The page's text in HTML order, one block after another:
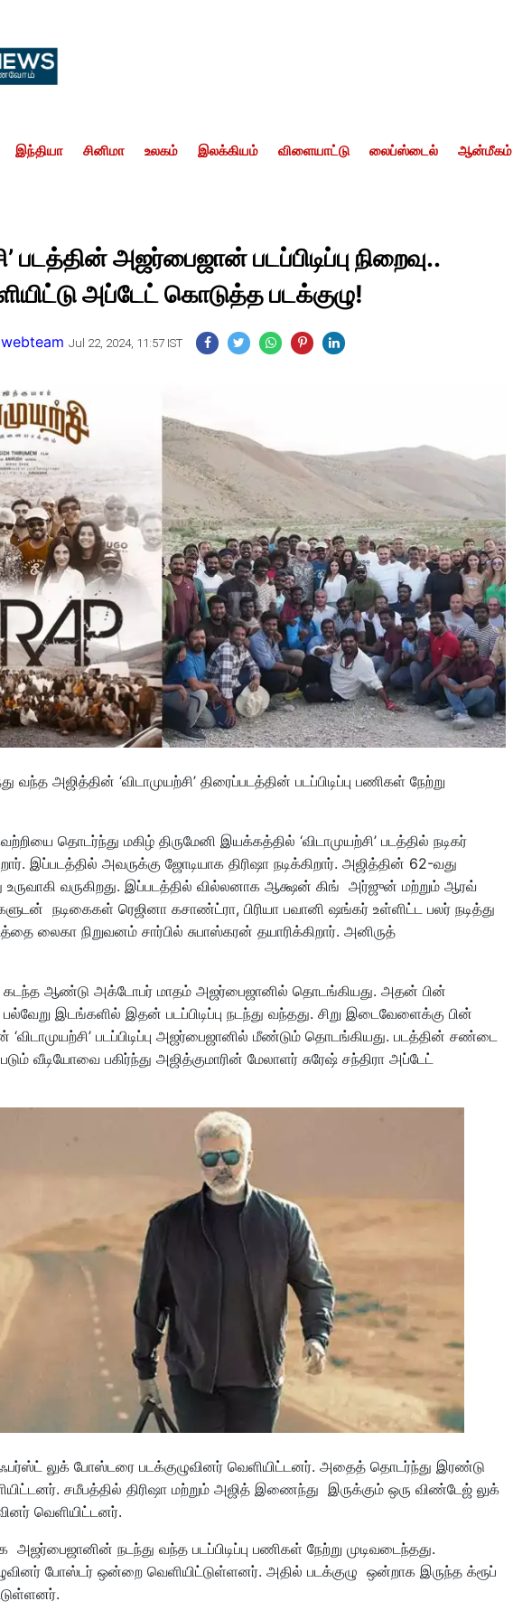
இந்தியா சினிமா உலகம் இலக்கியம் விளையாட்டு லைப்ஸ்டைல் ஆன்மீகம்
படத்தின் அஜர்பைஜான் படப்பிடிப்பு நிறைவு..
அப்டேட் கொடுத்த படக்குழு!
Jul 22, 2024, 11:57 IST
வந்த அஜித்தின் ‘விடாமுயற்சி’ திரைப்படத்தின் படப்பிடிப்பு பணிகள் நேற்று
தொடர்ந்து மகிழ் திருமேனி இயக்கத்தில் ‘விடாமுயற்சி’ படத்தில் நடிகர்
இப்படத்தில் அவருக்கு ஜோடியாக திரிஷா நடிக்கிறார். அஜித்தின் 62-வது
வருகிறது. இப்படத்தில் வில்லனாக ஆக்ஷன் கிங் அர்ஜுன் மற்றும் ஆரவ்
நடிகைகள் ரெஜினா கசாண்ட்ரா, பிரியா பவானி ஷங்கர் உள்ளிட்ட பலர் நடித்து
லைகா நிறுவனம் சார்பில் சுபாஸ்கரன் தயாரிக்கிறார். அனிருத்
கடந்த ஆண்டு அக்டோபர் மாதம் அஜர்பைஜானில் தொடங்கியது. அதன் பின்
இடங்களில் இதன் படப்பிடிப்பு நடந்து வந்தது. சிறு இடைவேளைக்கு பின்
‘விடாமுயற்சி’ படப்பிடிப்பு அஜர்பைஜானில் மீண்டும் தொடங்கியது. படத்தின் சண்டை
வீடியோவை பகிர்ந்து அஜித்குமாரின் மேலாளர் சுரேஷ் சந்திரா அப்டேட்
லுக் போஸ்டரை படக்குழுவினர் வெளியிட்டனர். அதைத் தொடர்ந்து இரண்டு
சமீபத்தில் திரிஷா மற்றும் அஜித் இணைந்து இருக்கும் ஒரு விண்டேஜ் லுக்
வெளியிட்டனர்.
அஜர்பைஜானின் நடந்து வந்த படப்பிடிப்பு பணிகள் நேற்று முடிவடைந்தது.
போஸ்டர் ஒன்றை வெளியிட்டுள்ளனர். அதில் படக்குழு ஒன்றாக இருந்த க்ரூப்